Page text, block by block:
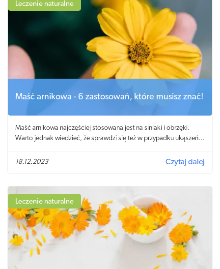
Leczenie naturalne
Maść arnikowa - 6 zastosowań, które musisz znać!
Maść arnikowa najczęściej stosowana jest na siniaki i obrzęki.
Warto jednak wiedzieć, że sprawdzi się też w przypadku ukąszeń
18.12.2023
Czytaj dalej
Leczenie naturalne